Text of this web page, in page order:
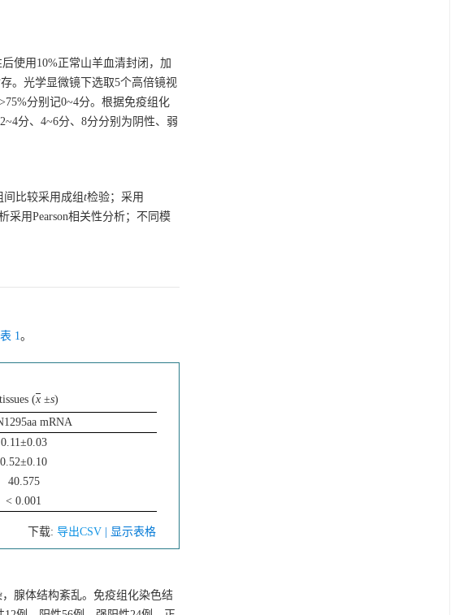
使用10%正常山羊血清封闭，加
。光学显微镜下选取5个高倍镜视
分别记0~4分。根据免疫组化
分、4~6分、8分分别为阴性、弱
比较采用成组t检验；采用
采用Pearson相关性分析；不同模
表 1。
(x ±s)
mRNA
0.11±0.03
0.52±0.10
40.575
< 0.001
下载: 导出CSV | 显示表格
腺体结构紊乱。免疫组化染色结